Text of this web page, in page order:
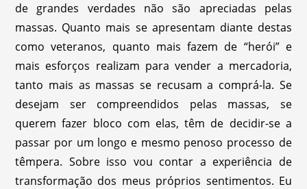
de grandes verdades não são apreciadas pelas
massas. Quanto mais se apresentam diante destas
como veteranos, quanto mais fazem de “herói” e
mais esforços realizam para vender a mercadoria,
tanto mais as massas se recusam a comprá-la. Se
desejam ser compreendidos pelas massas, se
querem fazer bloco com elas, têm de decidir-se a
passar por um longo e mesmo penoso processo de
têmpera. Sobre isso vou contar a experiência de
transformação dos meus próprios sentimentos. Eu